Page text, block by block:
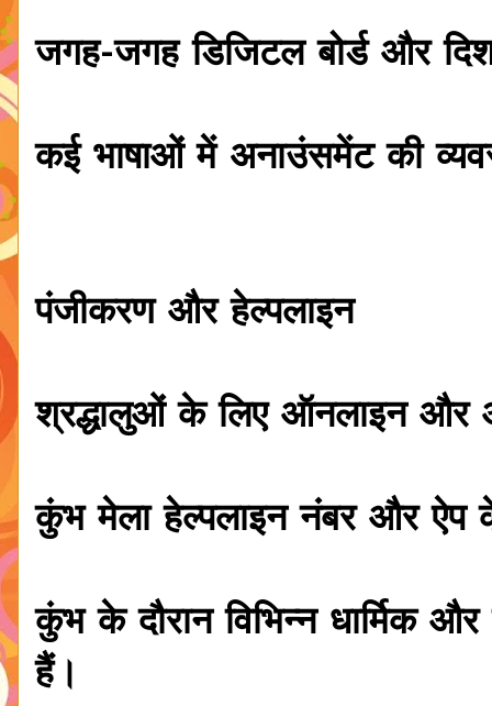
जगह-जगह डिजिटल बोर्ड और
कई भाषाओं में अनाउंसमेंट की
पंजीकरण और हेल्पलाइन
श्रद्धालुओं के लिए ऑनलाइन और
कुंभ मेला हेल्पलाइन नंबर और ऐप
कुंभ के दौरान विभिन्न धार्मिक
हैं।